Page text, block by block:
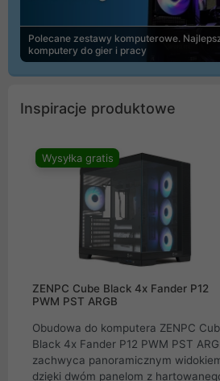
Polecane zestawy komputerowe.
komputery do gier i pracy
Inspiracje produktowe
Wysyłka gratis
ZENPC Cube Black 4x Fander P12
PWM PST ARGB
Obudowa do komputera ZENPC
Black 4x Fander P12 PWM PST
zachwyca panoramicznym
dzięki dwóm panelom z